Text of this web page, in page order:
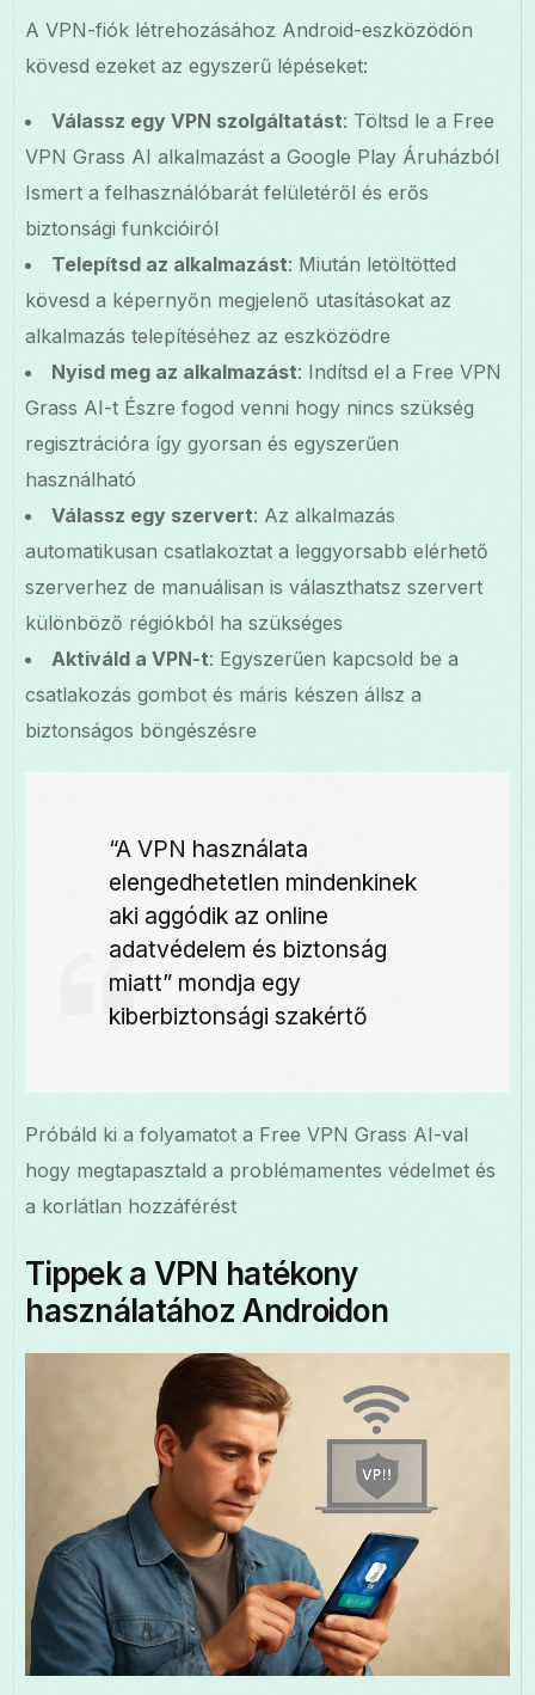
A VPN-fiók létrehozásához Android-eszközödön
kövesd ezeket az egyszerű lépéseket:
Válassz egy VPN szolgáltatást: Töltsd le a Free
VPN Grass AI alkalmazást a Google Play Áruházból
Ismert a felhasználóbarát felületéről és erős
biztonsági funkcióiról
Telepítsd az alkalmazást: Miután letöltötted
kövesd a képernyőn megjelenő utasításokat az
alkalmazás telepítéséhez az eszközödre
Nyisd meg az alkalmazást: Indítsd el a Free VPN
Grass AI-t Észre fogod venni hogy nincs szükség
regisztrációra így gyorsan és egyszerűen
használható
Válassz egy szervert: Az alkalmazás
automatikusan csatlakoztat a leggyorsabb elérhető
szerverhez de manuálisan is választhatsz szervert
különböző régiókból ha szükséges
Aktiváld a VPN-t: Egyszerűen kapcsold be a
csatlakozás gombot és máris készen állsz a
biztonságos böngészésre
“A VPN használata
elengedhetetlen mindenkinek
aki aggódik az online
adatvédelem és biztonság
miatt” mondja egy
kiberbiztonsági szakértő
Próbáld ki a folyamatot a Free VPN Grass AI-val
hogy megtapasztald a problémamentes védelmet és
a korlátlan hozzáférést
Tippek a VPN hatékony
használatához Androidon